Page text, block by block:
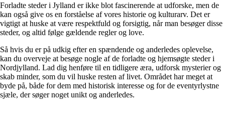
Forladte steder i Jylland er ikke blot fascinerende at udforske, men de
kan også give os en forståelse af vores historie og kulturarv. Det er
vigtigt at huske at være respektfuld og forsigtig, når man besøger disse
steder, og altid følge gældende regler og love.
Så hvis du er på udkig efter en spændende og anderledes oplevelse,
kan du overveje at besøge nogle af de forladte og hjemsøgte steder i
Nordjylland. Lad dig henføre til en tidligere æra, udforsk mysterier og
skab minder, som du vil huske resten af livet. Området har meget at
byde på, både for dem med historisk interesse og for de eventyrlystne
sjæle, der søger noget unikt og anderledes.